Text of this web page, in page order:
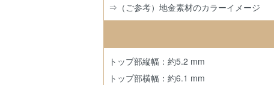
⇒（ご参考）地金素材のカラーイメージ
トップ部縦幅：約5.2 mm
トップ部横幅：約6.1 mm